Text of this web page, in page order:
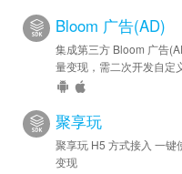
Bloom 广告(AD)
集成第三方 Bloom 广告
量变现，需二次开发自定义
聚享玩
聚享玩 H5 方式接入 一键
变现